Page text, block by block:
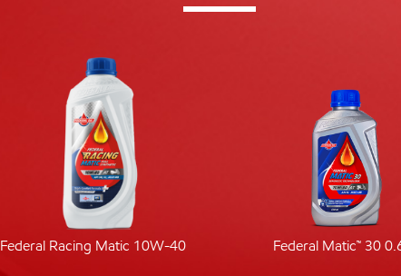
Federal Racing Matic 10W-40 Federal Matic™ 30